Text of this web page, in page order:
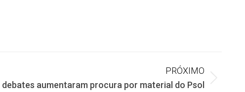
PRÓXIMO
aumentaram procura por material do Psol